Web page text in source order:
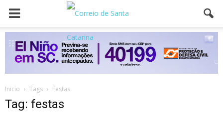
Inicio Tags Festas
Tag: festas